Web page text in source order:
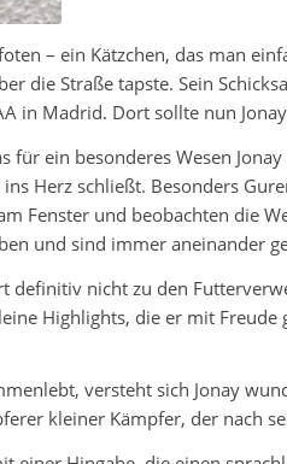
– ein Kätzchen, das man
die Straße tapste. Sein
in Madrid. Dort sollte nun
für ein besonderes Wesen
Herz schließt. Besonders
Fenster und beobachten die
und sind immer aneinander
definitiv nicht zu den
Highlights, die er mit
versteht sich Jonay
kleiner Kämpfer, der nach